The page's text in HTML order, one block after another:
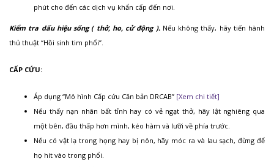
phút cho đến các dịch vụ khẩn cấp đến nơi.
Kiểm tra dấu hiệu sống ( thở, ho, cử động ).Nếu không thấy, hãy tiến hành
thủ thuật “Hồi sinh tim phổi”.
CẤP CỨU:
Áp dụng “Mô hình Cấp cứu Căn bản DRCAB” [Xem chi tiết]
Nếu thấy nạn nhân bất tỉnh hay có vẻ ngạt thở, hãy lật nghiêng qua
một bên, đầu thấp hơn mình, kéo hàm và lưỡi về phía trước.
Nếu có vật lạ trong họng hay bị nôn, hãy móc ra và lau sạch, đừng để
họ hít vào trong phổi.